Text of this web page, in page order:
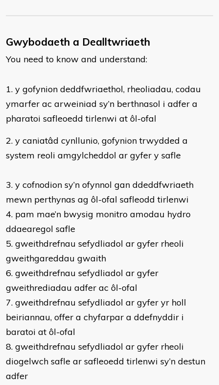
Gwybodaeth a Dealltwriaeth
You need to know and understand:
​1. y gofynion deddfwriaethol, rheoliadau, codau
ymarfer ac arweiniad sy’n berthnasol i adfer a
pharatoi safleoedd tirlenwi at ôl-ofal
2. y caniatâd cynllunio, gofynion trwydded a
system reoli amgylcheddol ar gyfer y safle
3. y cofnodion sy’n ofynnol gan ddeddfwriaeth
mewn perthynas ag ôl-ofal safleodd tirlenwi
4. pam mae’n bwysig monitro amodau hydro
ddaearegol safle
5. gweithdrefnau sefydliadol ar gyfer rheoli
gweithgareddau gwaith
6. gweithdrefnau sefydliadol ar gyfer
gweithrediadau adfer ac ôl-ofal
7. gweithdrefnau sefydliadol ar gyfer yr holl
beiriannau, offer a chyfarpar a ddefnyddir i
baratoi at ôl-ofal
8. gweithdrefnau sefydliadol ar gyfer rheoli
diogelwch safle ar safleoedd tirlenwi sy’n destun
adfer